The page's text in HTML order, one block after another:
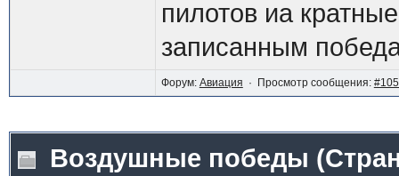
пилотов иа
записанным
Форум: Авиация · Просмотр сообщения:
Воздушные победы